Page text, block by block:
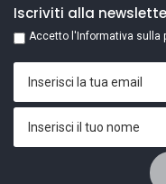
Iscriviti alla
Accetto l'Informativa sulla